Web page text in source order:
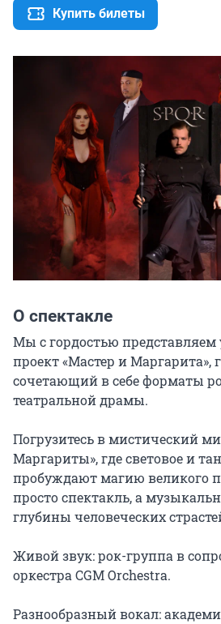
Купить билеты
О спектакле
Мы с гордостью
проект «Мастер и Маргарита»,
сочетающий в себе форматы
театральной драмы.
Погрузитесь в мистический
Маргариты», где световое и
пробуждают магию великого
просто спектакль, а
глубины человеческих
Живой звук: рок-группа в
оркестра CGM Orchestra.
Разнообразный вокал: